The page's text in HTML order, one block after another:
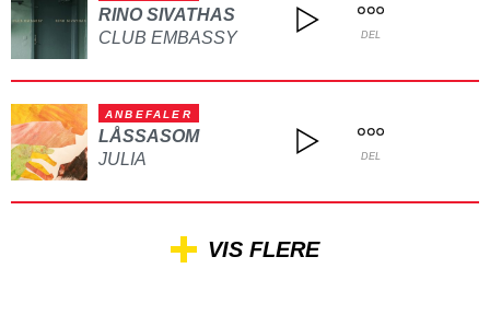
RINO SIVATHAS
CLUB EMBASSY
DEL
ANBEFALER
LÅSSASOM
JULIA
DEL
VIS FLERE